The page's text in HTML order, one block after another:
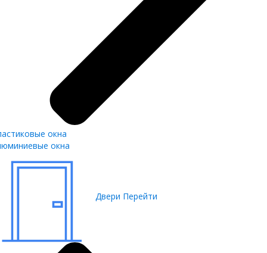
окна
окна
Двери Перейти